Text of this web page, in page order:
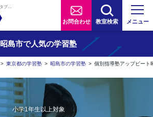
お問合わせ 教室検索 メニュー
昭島市で人気の学習塾
> 東京都の学習塾 > 昭島市の学習塾 > 個別指導塾アップビート
小学1年生以上対象